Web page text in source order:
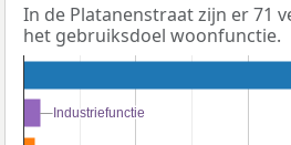
In de Platanenstraat zijn er 71
het gebruiksdoel woonfunctie.
Industriefunctie
Industriefunctie